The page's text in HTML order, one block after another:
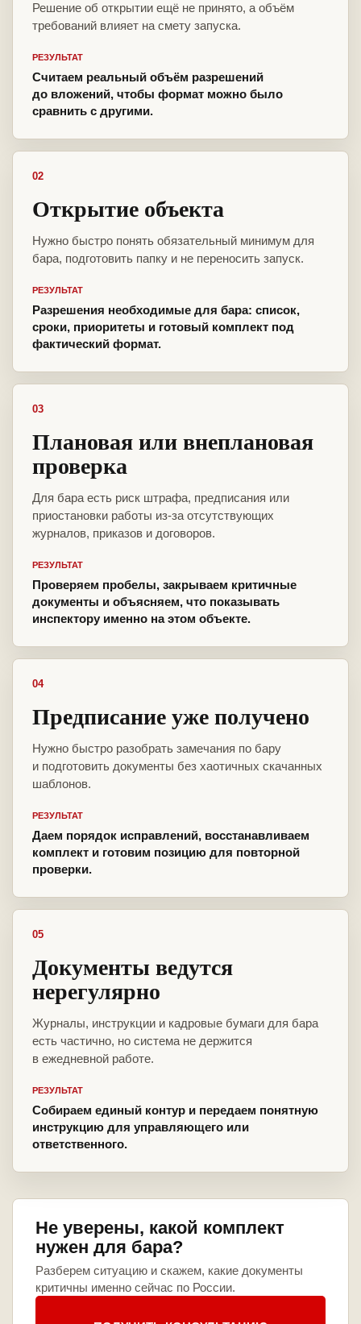
Решение об открытии ещё не принято, а объём
требований влияет на смету запуска.
РЕЗУЛЬТАТ
Считаем реальный объём разрешений
до вложений, чтобы формат можно было
сравнить с другими.
02
Открытие объекта
Нужно быстро понять обязательный минимум для
бара, подготовить папку и не переносить запуск.
РЕЗУЛЬТАТ
Разрешения необходимые для бара: список,
сроки, приоритеты и готовый комплект под
фактический формат.
03
Плановая или внеплановая
проверка
Для бара есть риск штрафа, предписания или
приостановки работы из-за отсутствующих
журналов, приказов и договоров.
РЕЗУЛЬТАТ
Проверяем пробелы, закрываем критичные
документы и объясняем, что показывать
инспектору именно на этом объекте.
04
Предписание уже получено
Нужно быстро разобрать замечания по бару
и подготовить документы без хаотичных скачанных
шаблонов.
РЕЗУЛЬТАТ
Даем порядок исправлений, восстанавливаем
комплект и готовим позицию для повторной
проверки.
05
Документы ведутся
нерегулярно
Журналы, инструкции и кадровые бумаги для бара
есть частично, но система не держится
в ежедневной работе.
РЕЗУЛЬТАТ
Собираем единый контур и передаем понятную
инструкцию для управляющего или
ответственного.
Не уверены, какой комплект
нужен для бара?
Разберем ситуацию и скажем, какие документы
критичны именно сейчас по России.